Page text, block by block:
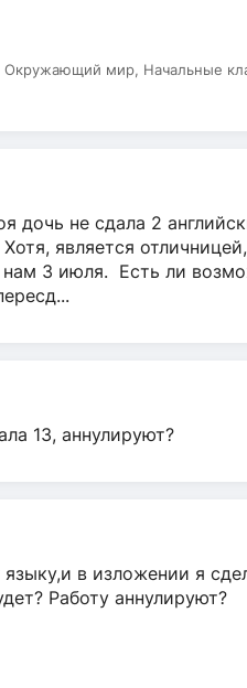
Окружающий мир, Начальные
дочь не сдала 2
является
3 июля. Есть ли
13, аннулируют?
в изложении я
Работу аннулируют?